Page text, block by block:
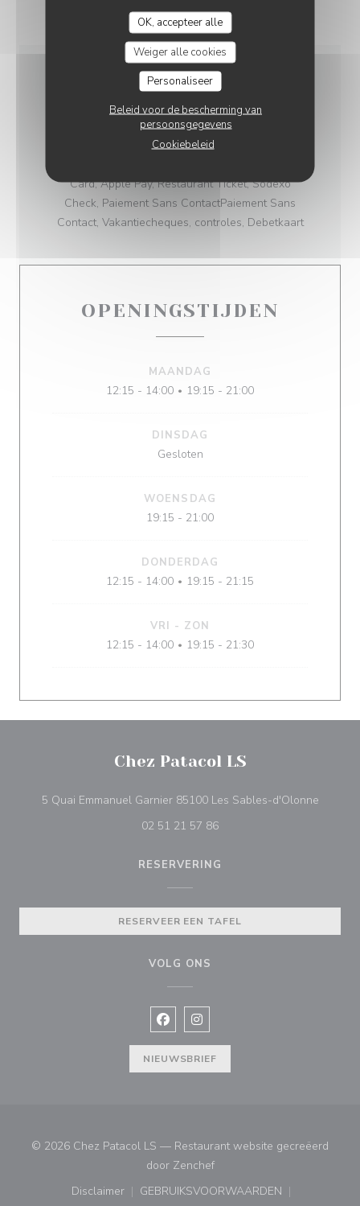
OK, accepteer alle
Weiger alle cookies
Personaliseer
Beleid voor de bescherming van
persoonsgegevens
Cookiebeleid
ALGEMENE
INFORMATIE
Card, Apple Pay, Restaurant Ticket, Sodexo
Check, Paiement Sans ContactPaiement Sans
Contact, Vakantiecheques, controles, Debetkaart
OPENINGSTIJDEN
MAANDAG
12:15 - 14:00 • 19:15 - 21:00
DINSDAG
Gesloten
WOENSDAG
19:15 - 21:00
DONDERDAG
12:15 - 14:00 • 19:15 - 21:15
VRI - ZON
12:15 - 14:00 • 19:15 - 21:30
Chez Patacol LS
5 Quai Emmanuel Garnier 85100 Les Sables-d'Olonne((opent
02 51 21 57 86
RESERVERING
RESERVEER EEN TAFEL
VOLG ONS
Facebook ((opent in een nieuw
Instagram ((opent in een
NIEUWSBRIEF
© 2026 Chez Patacol LS — Restaurant website gecreëerd
door Zenchef((opent in een nieuw
Disclaimer
((opent in een nieuw venster))
GEBRUIKSVOORWAARDEN
((opent in een nieuw